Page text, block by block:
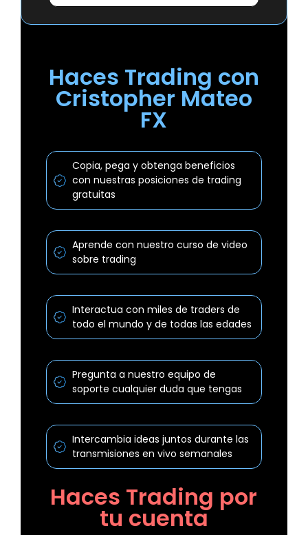
Haces Trading con
Cristopher Mateo
FX
Copia, pega y obtenga beneficios
con nuestras posiciones de trading
gratuitas
Aprende con nuestro curso de video
sobre trading
Interactua con miles de traders de
todo el mundo y de todas las edades
Pregunta a nuestro equipo de
soporte cualquier duda que tengas
Intercambia ideas juntos durante las
transmisiones en vivo semanales
Haces Trading por
tu cuenta